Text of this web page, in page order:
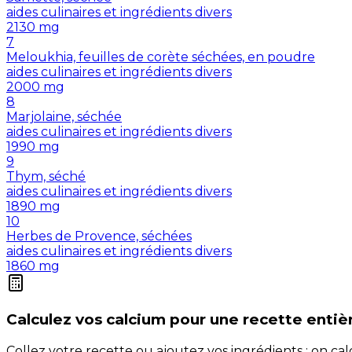
aides culinaires et ingrédients divers
2130 mg
7
Meloukhia, feuilles de corète séchées, en poudre
aides culinaires et ingrédients divers
2000 mg
8
Marjolaine, séchée
aides culinaires et ingrédients divers
1990 mg
9
Thym, séché
aides culinaires et ingrédients divers
1890 mg
10
Herbes de Provence, séchées
aides culinaires et ingrédients divers
1860 mg
Calculez vos calcium pour une recette